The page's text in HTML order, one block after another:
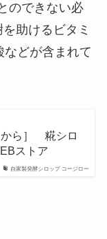
のできない必
助けるビタミ
などが含まれて
自家製発酵シロップ コージロー
から］ 糀シロ
ストア